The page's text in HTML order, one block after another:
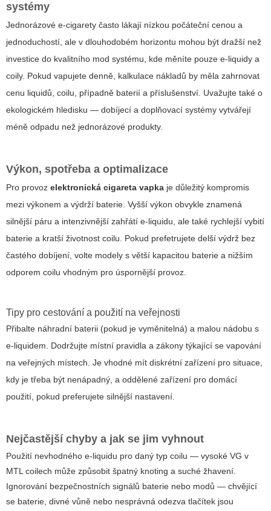
systémy
Jednorázové e-cigarety často lákají nízkou počáteční cenou a
jednoduchostí, ale v dlouhodobém horizontu mohou být dražší než
investice do kvalitního mod systému, kde měníte pouze e-liquidy a
coily. Pokud vapujete denně, kalkulace nákladů by měla zahrnovat
cenu liquidů, coilu, případně baterií a příslušenství. Uvažujte také o
ekologickém hledisku — dobíjecí a doplňovací systémy vytvářejí
méně odpadu než jednorázové produkty.
Výkon, spotřeba a optimalizace
Pro provoz elektronická cigareta vapka je důležitý kompromis
mezi výkonem a výdrží baterie. Vyšší výkon obvykle znamená
silnější páru a intenzivnější zahřátí e-liquidu, ale také rychlejší vybití
baterie a kratší životnost coilu. Pokud prefetrujete delší výdrž bez
častého dobíjení, volte modely s větší kapacitou baterie a nižším
odporem coilu vhodným pro úspornější provoz.
Tipy pro cestování a použití na veřejnosti
Přibalte náhradní baterii (pokud je vyměnitelná) a malou nádobu s
e-liquidem. Dodržujte místní pravidla a zákony týkající se vapování
na veřejných místech. Je vhodné mít diskrétní zařízení pro situace,
kdy je třeba být nenápadný, a oddělené zařízení pro domácí
použití, pokud preferujete silnější nastavení.
Nejčastější chyby a jak se jim vyhnout
Použití nevhodného e-liquidu pro daný typ coilu — vysoké VG v
MTL coilech může způsobit špatný knoting a suché žhavení.
Ignorování bezpečnostních signálů baterie nebo modů — chvějící
se baterie, divné vůně nebo nesprávná odezva tlačítek jsou